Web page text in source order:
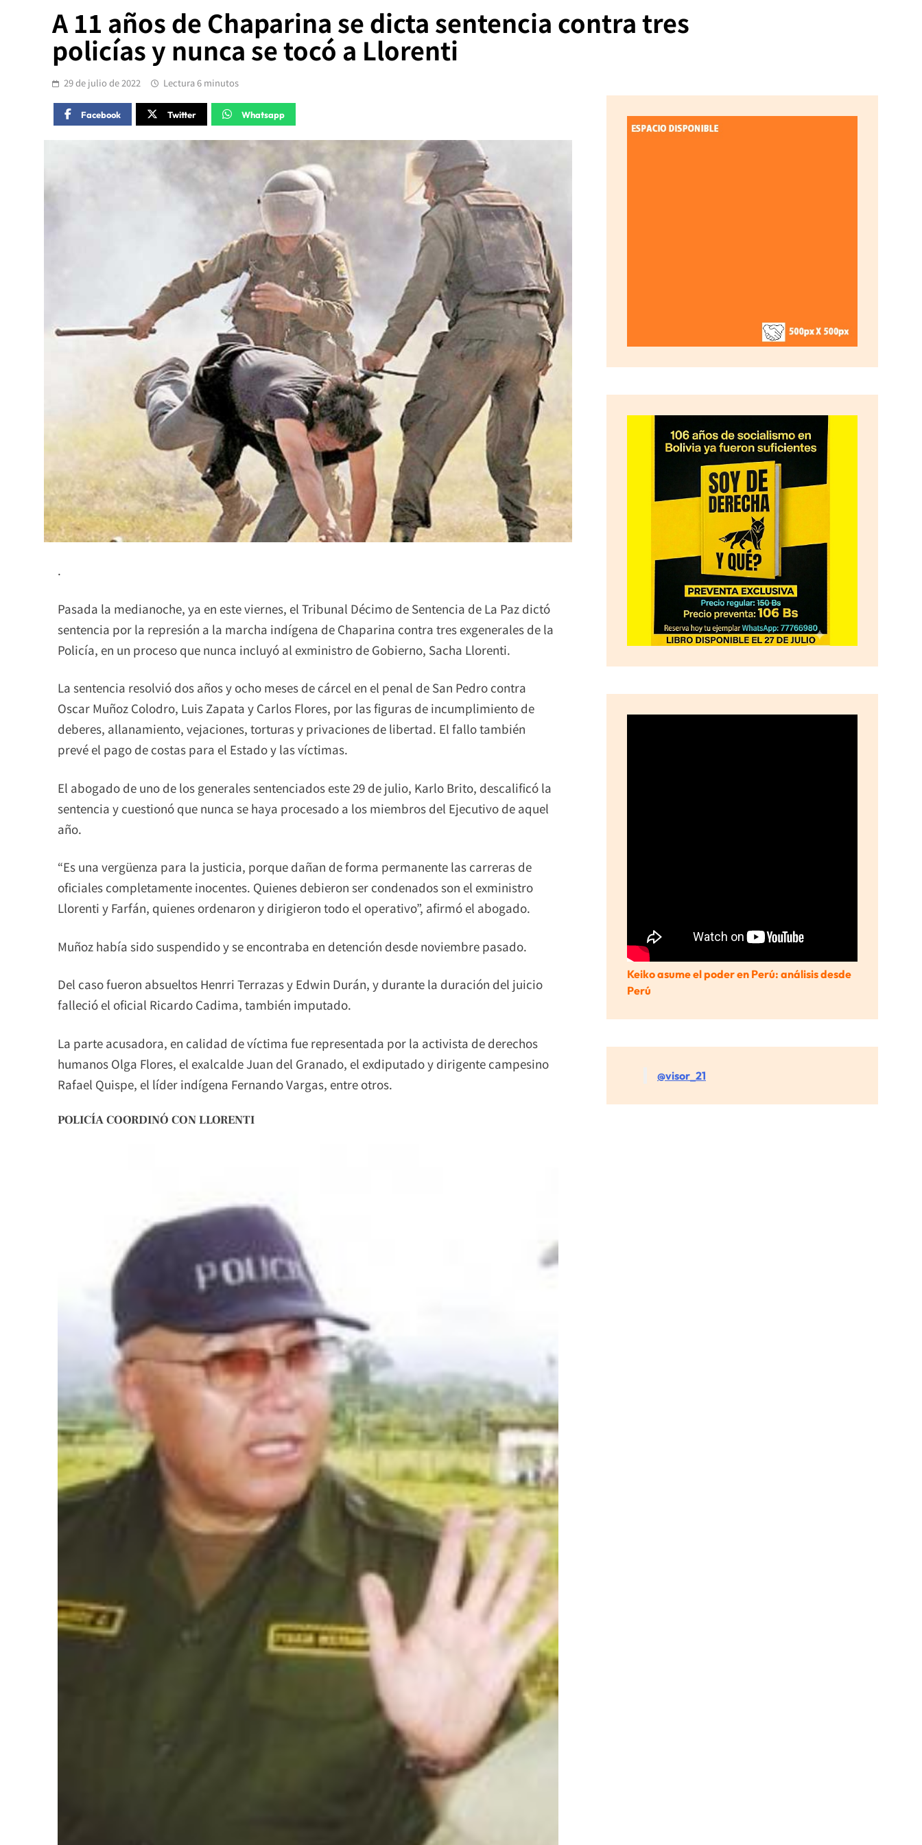
A 11 años de Chaparina se dicta sentencia contra tres
policías y nunca se tocó a Llorenti
29 de julio de 2022 Lectura 6 minutos
Facebook Twitter Whatsapp
.
Pasada la medianoche, ya en este viernes, el Tribunal Décimo de Sentencia de La Paz dictó
sentencia por la represión a la marcha indígena de Chaparina contra tres exgenerales de la
Policía, en un proceso que nunca incluyó al exministro de Gobierno, Sacha Llorenti.
La sentencia resolvió dos años y ocho meses de cárcel en el penal de San Pedro contra
Oscar Muñoz Colodro, Luis Zapata y Carlos Flores, por las figuras de incumplimiento de
deberes, allanamiento, vejaciones, torturas y privaciones de libertad. El fallo también
prevé el pago de costas para el Estado y las víctimas.
El abogado de uno de los generales sentenciados este 29 de julio, Karlo Brito, descalificó la
sentencia y cuestionó que nunca se haya procesado a los miembros del Ejecutivo de aquel
año.
“Es una vergüenza para la justicia, porque dañan de forma permanente las carreras de
oficiales completamente inocentes. Quienes debieron ser condenados son el exministro
Llorenti y Farfán, quienes ordenaron y dirigieron todo el operativo”, afirmó el abogado.
Muñoz había sido suspendido y se encontraba en detención desde noviembre pasado.
Del caso fueron absueltos Henrri Terrazas y Edwin Durán, y durante la duración del juicio
falleció el oficial Ricardo Cadima, también imputado.
La parte acusadora, en calidad de víctima fue representada por la activista de derechos
humanos Olga Flores, el exalcalde Juan del Granado, el exdiputado y dirigente campesino
Rafael Quispe, el líder indígena Fernando Vargas, entre otros.
POLICÍA COORDINÓ CON LLORENTI
Keiko asume el poder en Perú: análisis desde
Perú
@visor_21